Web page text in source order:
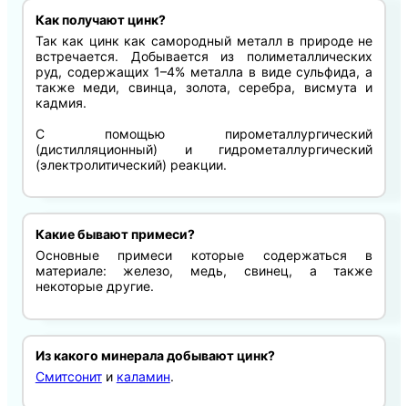
Как получают цинк?
Так как цинк как самородный металл в природе не
встречается. Добывается из полиметаллических
руд, содержащих 1–4% металла в виде сульфида, а
также меди, свинца, золота, серебра, висмута и
кадмия.
С помощью пирометаллургический
(дистилляционный) и гидрометаллургический
(электролитический) реакции.
Какие бывают примеси?
Основные примеси которые содержаться в
материале: железо, медь, свинец, а также
некоторые другие.
Из какого минерала добывают цинк?
Смитсонити каламин.